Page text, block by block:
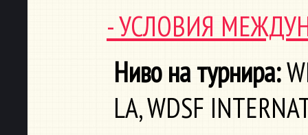
- УСЛОВИЯ
Ниво на турнира:
LA, WDSF